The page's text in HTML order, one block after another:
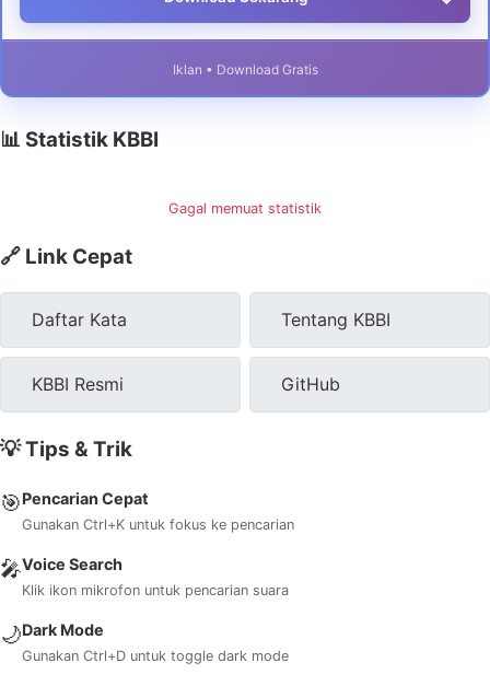
Iklan • Download Gratis
📊 Statistik KBBI
Gagal memuat statistik
🔗 Link Cepat
Daftar Kata Tentang KBBI
KBBI Resmi GitHub
💡 Tips & Trik
🎯Pencarian Cepat
Gunakan Ctrl+K untuk fokus ke pencarian
🎤Voice Search
Klik ikon mikrofon untuk pencarian suara
🌙Dark Mode
Gunakan Ctrl+D untuk toggle dark mode